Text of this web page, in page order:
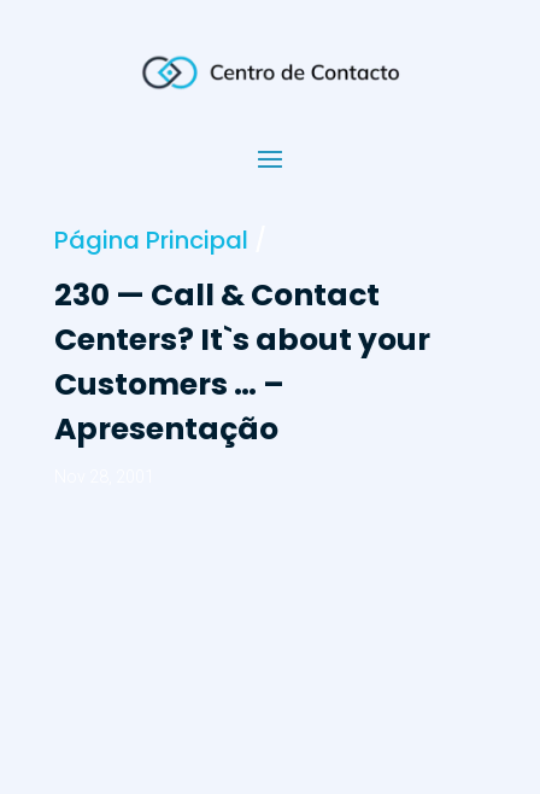
Página Principal
230 — Call & Contact
Centers? It`s about your
Customers … –
Apresentação